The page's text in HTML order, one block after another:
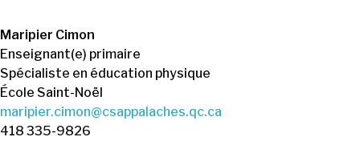
Maripier Cimon
Enseignant(e) primaire
Spécialiste en éducation physique
École Saint-Noël
maripier.cimon@csappalaches.qc.ca
418 335-9826